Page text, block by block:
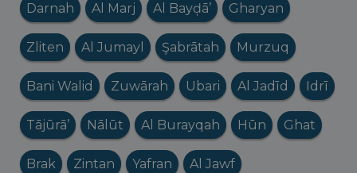
Darnah Al Marj Al Bayḑā’ Gharyan
Zliten Al Jumayl Şabrātah Murzuq
Bani Walid Zuwārah Ubari Al Jadīd Idrī
Tājūrā’ Nālūt Al Burayqah Hūn Ghat
Brak Zintan Yafran Al Jawf